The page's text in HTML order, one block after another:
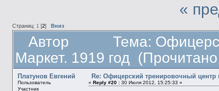
«
Страниц: 1 [2] Вниз
Автор
Тема:
Маркет. 1919 год
Платунов Евгений
Пользователь
Участник
Re: Офицерский тренировочный центр
« Reply #20 :30 Июля 2012, 15:25:33 »